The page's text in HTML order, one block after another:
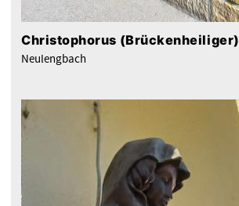
Christophorus (Brückenheiliger)
Neulengbach